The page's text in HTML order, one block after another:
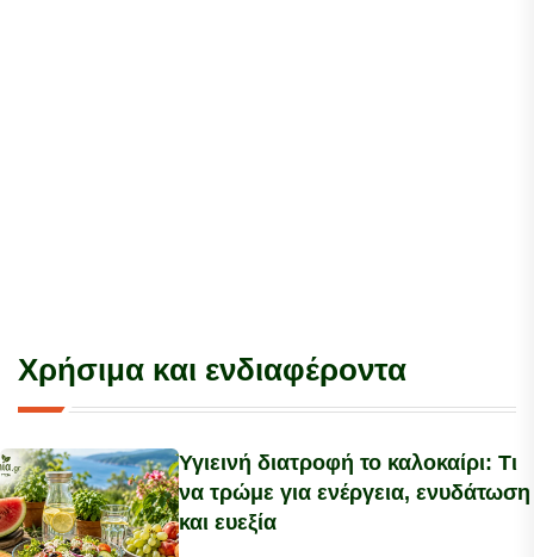
Χρήσιμα και ενδιαφέροντα
Υγιεινή διατροφή το καλοκαίρι: Τι
να τρώμε για ενέργεια, ενυδάτωση
και ευεξία